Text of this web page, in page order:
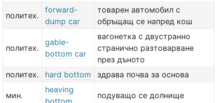
политех.
forward-
dump car
товарен автомобил с
обръщащ се напред кош
политех.
gable-
bottom car
вагонетка с двустранно
странично разтоварване
през дъното
политех.
hard bottom здрава почва за основа
мин.
heaving
bottom
подуващо се долнище